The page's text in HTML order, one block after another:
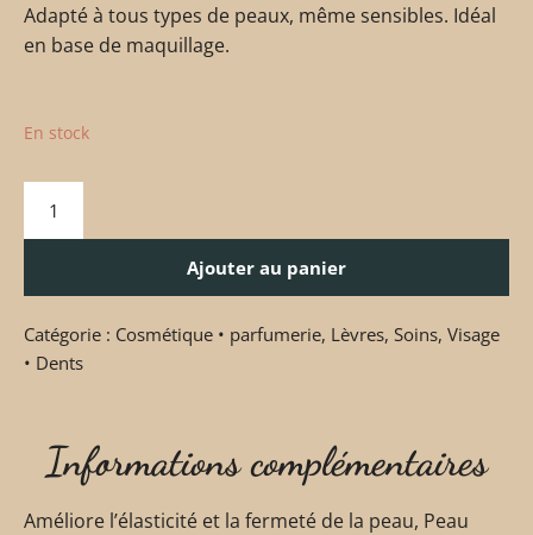
Adapté à tous types de peaux, même sensibles. Idéal
en base de maquillage.
En stock
Ajouter au panier
Catégorie : Cosmétique • parfumerie, Lèvres, Soins, Visage
• Dents
Informations complémentaires
Améliore l’élasticité et la fermeté de la peau, Peau